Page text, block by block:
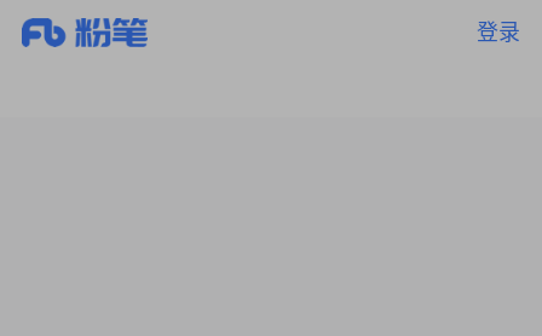
登录